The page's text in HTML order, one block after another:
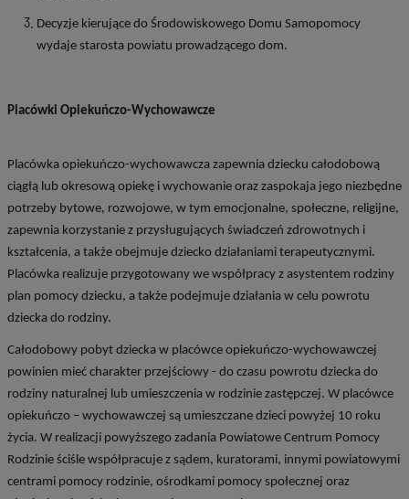
Decyzje kierujące do Środowiskowego Domu Samopomocy
wydaje starosta powiatu prowadzącego dom.
Placówki Opiekuńczo-Wychowawcze
Placówka opiekuńczo-wychowawcza zapewnia dziecku całodobową
ciągłą lub okresową opiekę i wychowanie oraz zaspokaja jego niezbędne
potrzeby bytowe, rozwojowe, w tym emocjonalne, społeczne, religijne,
zapewnia korzystanie z przysługujących świadczeń zdrowotnych i
kształcenia, a także obejmuje dziecko działaniami terapeutycznymi.
Placówka realizuje przygotowany we współpracy z asystentem rodziny
plan pomocy dziecku, a także podejmuje działania w celu powrotu
dziecka do rodziny.
Całodobowy pobyt dziecka w placówce opiekuńczo-wychowawczej
powinien mieć charakter przejściowy - do czasu powrotu dziecka do
rodziny naturalnej lub umieszczenia w rodzinie zastępczej. W placówce
opiekuńczo – wychowawczej są umieszczane dzieci powyżej 10 roku
życia. W realizacji powyższego zadania Powiatowe Centrum Pomocy
Rodzinie ściśle współpracuje z sądem, kuratorami, innymi powiatowymi
centrami pomocy rodzinie, ośrodkami pomocy społecznej oraz